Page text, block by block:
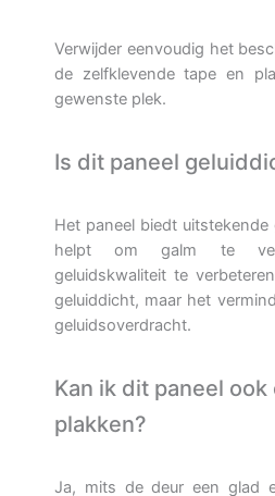
Verwijder eenvoudig het
de zelfklevende tape en
gewenste plek.
Is dit paneel
Het paneel biedt
helpt om galm te
geluidskwaliteit te
geluiddicht, maar het
geluidsoverdracht.
Kan ik dit paneel
plakken?
Ja, mits de deur een glad